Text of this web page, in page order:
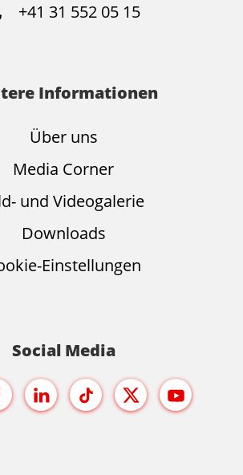
+41 31 552 05 15
Informationen
Über uns
Media Corner
und Videogalerie
Downloads
Einstellungen
Social Media